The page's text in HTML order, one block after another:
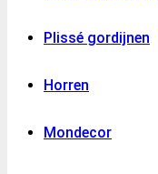
Plissé gordijnen
Horren
Mondecor